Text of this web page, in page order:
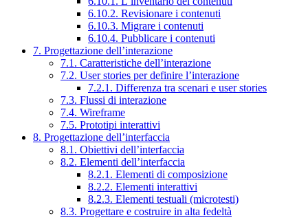
6.10.2. Revisionare i contenuti
6.10.3. Migrare i contenuti
6.10.4. Pubblicare i contenuti
7. Progettazione dell’interazione
7.1. Caratteristiche dell’interazione
7.2. User stories per definire l’interazione
7.2.1. Differenza tra scenari e user stories
7.3. Flussi di interazione
7.4. Wireframe
7.5. Prototipi interattivi
8. Progettazione dell’interfaccia
8.1. Obiettivi dell’interfaccia
8.2. Elementi dell’interfaccia
8.2.1. Elementi di composizione
8.2.2. Elementi interattivi
8.2.3. Elementi testuali (microtesti)
8.3. Progettare e costruire in alta fedeltà